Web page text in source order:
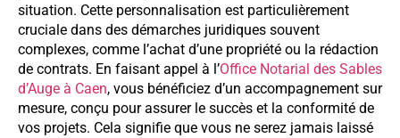
situation. Cette personnalisation est particulièrement
cruciale dans des démarches juridiques souvent
complexes, comme l’achat d’une propriété ou la rédaction
de contrats. En faisant appel à l’Office Notarial des Sables
d’Auge à Caen, vous bénéficiez d’un accompagnement sur
mesure, conçu pour assurer le succès et la conformité de
vos projets. Cela signifie que vous ne serez jamais laissé